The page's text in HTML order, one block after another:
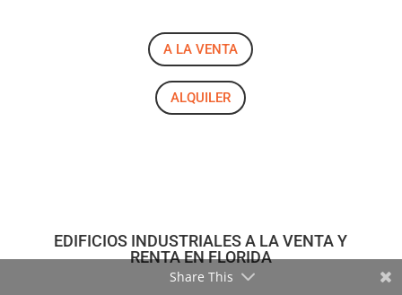
A LA VENTA
ALQUILER
EDIFICIOS INDUSTRIALES A LA VENTA Y
RENTA EN FLORIDA
Share This